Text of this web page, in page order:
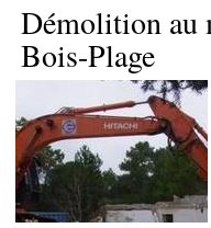
Démolition au
Bois-Plage